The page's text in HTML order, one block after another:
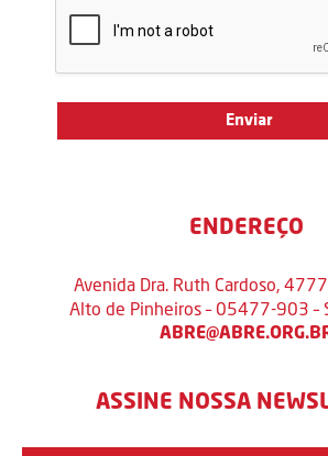
ENDEREÇO
Avenida Dra. Ruth Cardoso,
Alto de Pinheiros – 05477-903 –
ASSINE NOSSA